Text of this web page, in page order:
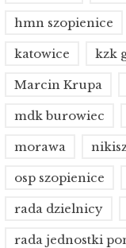
hmn szopienice
katowice kzk
Marcin Krupa
mdk burowiec
morawa
osp szopienice
rada dzielnicy
rada jednostki